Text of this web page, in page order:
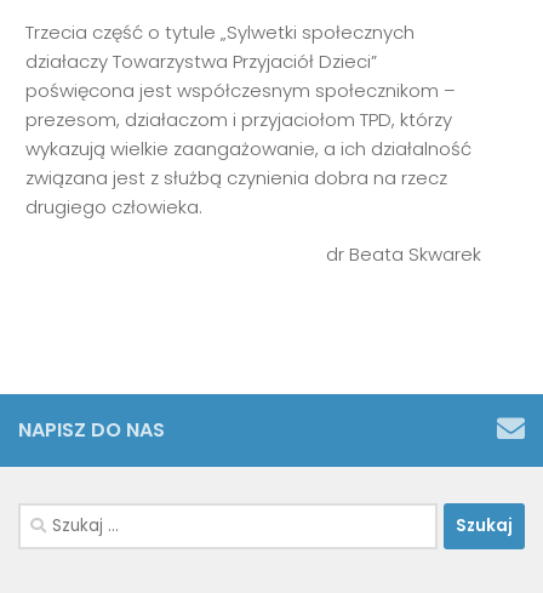
Trzecia część o tytule „Sylwetki społecznych
działaczy Towarzystwa Przyjaciół Dzieci”
poświęcona jest współczesnym społecznikom –
prezesom, działaczom i przyjaciołom TPD, którzy
wykazują wielkie zaangażowanie, a ich działalność
związana jest z służbą czynienia dobra na rzecz
drugiego człowieka.
dr Beata Skwarek
NAPISZ DO NAS
Szukaj: